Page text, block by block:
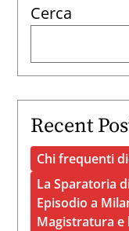
Cerca
Recent
Chi frequenti
La Sparatoria
Episodio a
Magistratura e